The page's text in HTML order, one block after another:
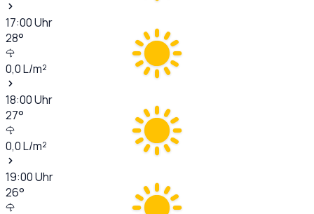
17:00Uhr
28°
0,0L/m²
18:00Uhr
27°
0,0L/m²
19:00Uhr
26°